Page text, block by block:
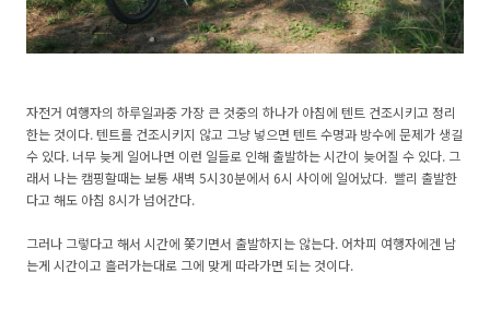
자전거 여행자의 하루일과중 가장 큰 것중의 하나가 아침에 텐트 건조시키고 정리
한는 것이다. 텐트를 건조시키지 않고 그냥 넣으면 텐트 수명과 방수에 문제가 생길
수 있다. 너무 늦게 일어나면 이런 일들로 인해 출발하는 시간이 늦어질 수 있다. 그
래서 나는 캠핑할때는 보통 새벽 5시30분에서 6시 사이에 일어났다. 빨리 출발한
다고 해도 아침 8시가 넘어간다.
그러나 그렇다고 해서 시간에 쫓기면서 출발하지는 않는다. 어차피 여행자에겐 남
는게 시간이고 흘러가는대로 그에 맞게 따라가면 되는 것이다.